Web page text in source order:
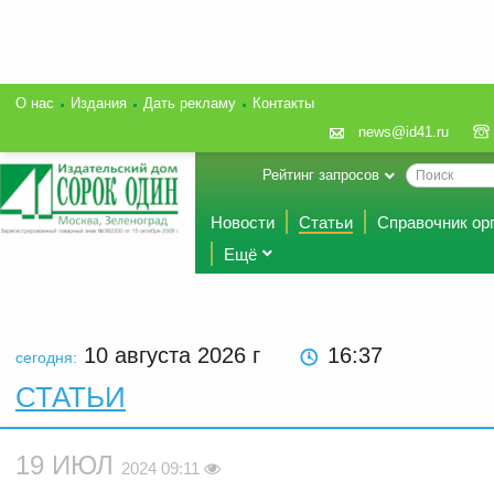
О нас Издания Дать рекламу
Контакты
news@id41.ru
Рейтинг запросов
Новости Статьи
Справочник
Ещё
сегодня: 10 августа 2026 г 16:37
СТАТЬИ
19 ИЮЛ 2024 09:11